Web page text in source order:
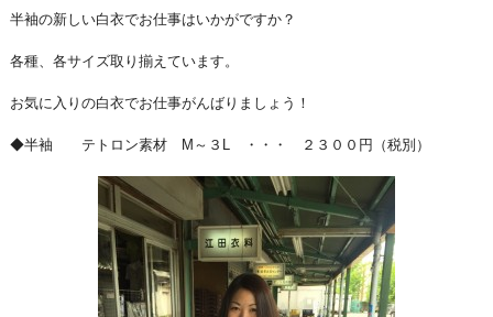
半袖の新しい白衣でお仕事はいかがですか？
各種、各サイズ取り揃えています。
お気に入りの白衣でお仕事がんばりましょう！
◆半袖 テトロン素材 M～３L ・・・ ２３００円（税別）